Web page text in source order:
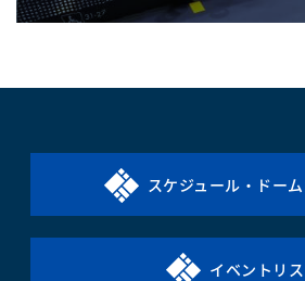
スケジュール・ドー
イベントリ